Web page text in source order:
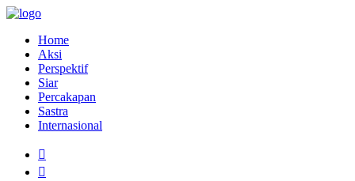
Home
Aksi
Perspektif
Siar
Percakapan
Sastra
Internasional